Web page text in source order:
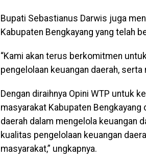
Bupati Sebastianus Darwis juga
Kabupaten Bengkayang yang telah
“Kami akan terus berkomitmen
pengelolaan keuangan daerah,
Dengan diraihnya Opini WTP untuk
masyarakat Kabupaten
daerah dalam mengelola keuangan
kualitas pengelolaan keuangan
masyarakat,” ungkapnya.